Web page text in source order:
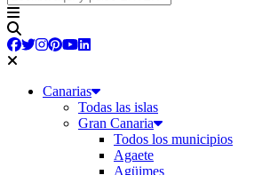
Canarias
Todas las islas
Gran Canaria
Todos los municipios
Agaete
Agüimes